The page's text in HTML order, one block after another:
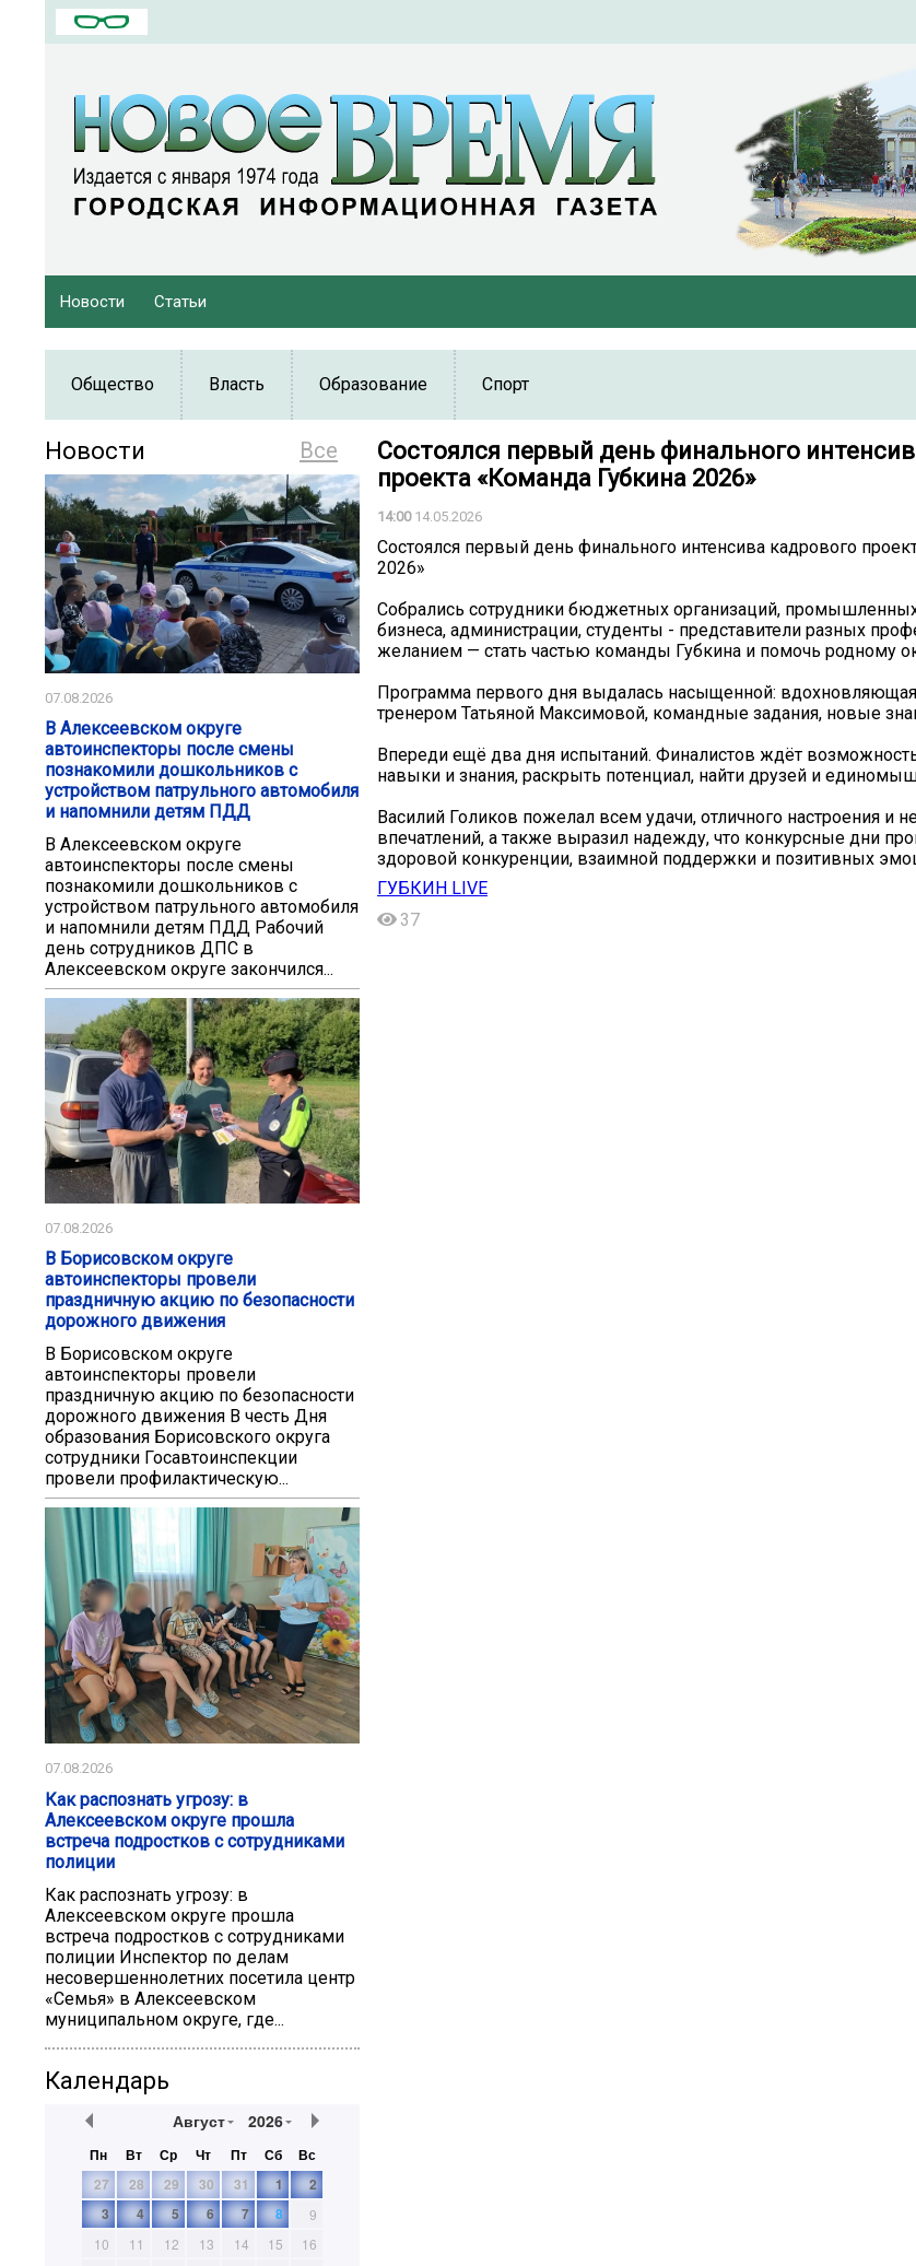
Новости Статьи
Общество Власть Образование Спорт
Все
Новости
07.08.2026
В Алексеевском округе
автоинспекторы после смены
познакомили дошкольников с
устройством патрульного автомобиля
и напомнили детям ПДД
В Алексеевском округе
автоинспекторы после смены
познакомили дошкольников с
устройством патрульного автомобиля
и напомнили детям ПДД Рабочий
день сотрудников ДПС в
Алексеевском округе закончился...
07.08.2026
В Борисовском округе
автоинспекторы провели
праздничную акцию по безопасности
дорожного движения
В Борисовском округе
автоинспекторы провели
праздничную акцию по безопасности
дорожного движения В честь Дня
образования Борисовского округа
сотрудники Госавтоинспекции
провели профилактическую...
07.08.2026
Как распознать угрозу: в
Алексеевском округе прошла
встреча подростков с сотрудниками
полиции
Как распознать угрозу: в
Алексеевском округе прошла
встреча подростков с сотрудниками
полиции Инспектор по делам
несовершеннолетних посетила центр
«Семья» в Алексеевском
муниципальном округе, где...
Календарь
Август 2026
Пн Вт Ср Чт Пт Сб
Вс
27
28 29 30 31 1
2
3
4 5 6 7 8
9
10
11 12 13 14 15
16
Состоялся первый день финального
проекта «Команда Губкина 2026»
14:0014.05.2026
Состоялся первый день финального интенсива кадрового
2026»
Собрались сотрудники бюджетных организаций,
бизнеса, администрации, студенты - представители разных
желанием — стать частью команды Губкина и помочь родному
Программа первого дня выдалась насыщенной: вдохновляющая
тренером Татьяной Максимовой, командные задания, новые
Впереди ещё два дня испытаний. Финалистов ждёт
навыки и знания, раскрыть потенциал, найти друзей и
Василий Голиков пожелал всем удачи, отличного настроения и
впечатлений, а также выразил надежду, что конкурсные дни
здоровой конкуренции, взаимной поддержки и позитивных
ГУБКИН LIVE
37